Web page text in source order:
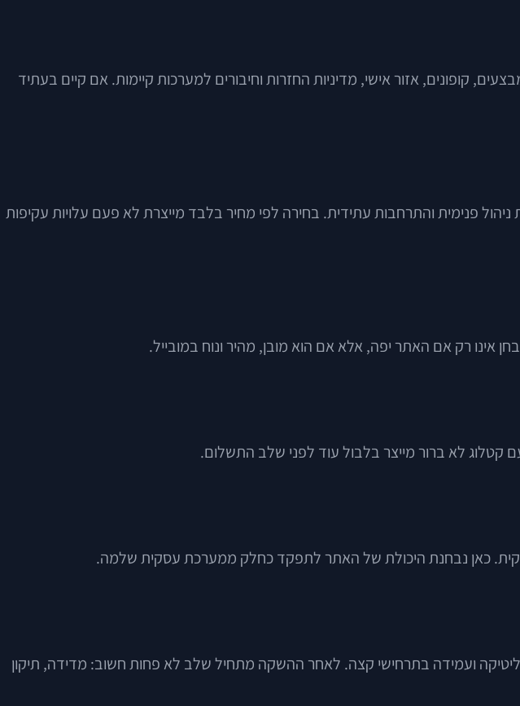
קופונים, אזור אישי, מדיניות החזרות וחיבורים למערכות קיימות. אם קיים בעתיד
פנימית והתרחבות עתידית. בחירה לפי מחיר בלבד מייצרת לא פעם עלויות עקיפות
אינו רק אם האתר יפה, אלא אם הוא מובן, מהיר ונוח במובייל.
קטלוג לא ברור מייצר בלבול עוד לפני שלב התשלום.
אנליטיקה ועמידה בתרחישי קצה. לאחר ההשקה מתחיל שלב לא פחות חשוב: מדידה, תיקון